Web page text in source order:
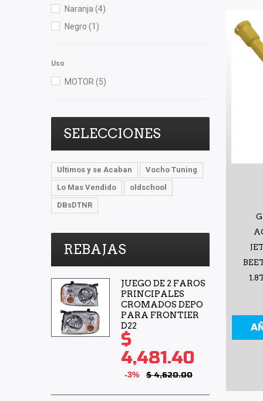
Naranja (4)
Negro (1)
Uso
MOTOR (5)
SELECCIONES
Ultimos y se Acaban
Vocho Tuning
Lo Mas Vendido
oldschool
DBsDTNR
REBAJAS
JUEGO DE 2 FAROS
PRINCIPALES
CROMADOS DEPO
PARA FRONTIER
D22
$
4,481.40
-3% $ 4,620.00